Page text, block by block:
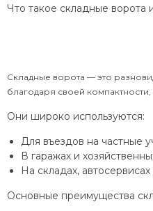
Что такое складные ворота
Складные ворота — это
благодаря своей
Они широко используются:
Для въездов на частные
В гаражах и
На складах,
Основные преимущества